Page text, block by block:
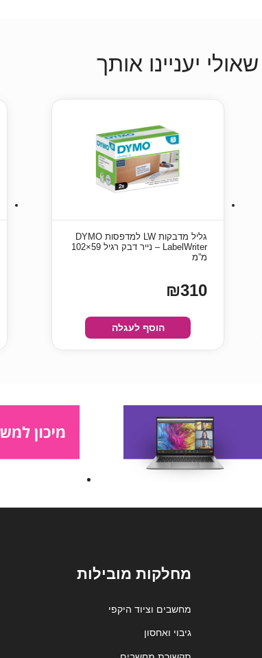
יעניינו אותך
גליל מדבקות LW למדפסות DYMO
LabelWriter – נייר דבק רגיל 59×102
מ”מ
₪310
הוסף לעגלה
מחלקות מובילות
מחשבים וציוד היקפי
גיבוי ואחסון